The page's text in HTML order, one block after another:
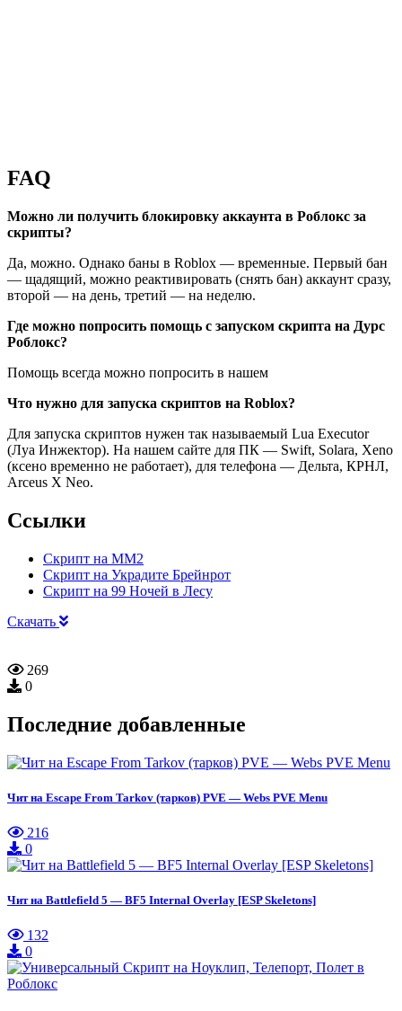
FAQ
Можно ли получить блокировку аккаунта в Роблокс за
скрипты?
Да, можно. Однако баны в Roblox — временные. Первый бан
— щадящий, можно реактивировать (снять бан) аккаунт сразу,
второй — на день, третий — на неделю.
Где можно попросить помощь с запуском скрипта на Дурс
Роблокс?
Помощь всегда можно попросить в нашем
Что нужно для запуска скриптов на Roblox?
Для запуска скриптов нужен так называемый Lua Executor
(Луа Инжектор). На нашем сайте для ПК — Swift, Solara, Xeno
(ксено временно не работает), для телефона — Дельта, КРНЛ,
Arceus X Neo.
Ссылки
Скрипт на ММ2
Скрипт на Украдите Брейнрот
Скрипт на 99 Ночей в Лесу
Скачать
269
0
Последние добавленные
Чит на Escape From Tarkov (тарков) PVE — Webs PVE Menu
216
0
Чит на Battlefield 5 — BF5 Internal Overlay [ESP Skeletons]
132
0